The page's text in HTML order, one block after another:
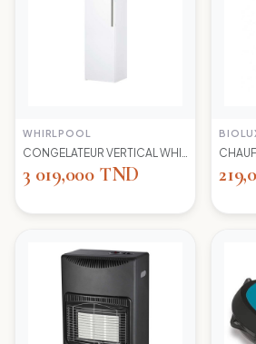
WHIRLPOOL
3 019,000 TND